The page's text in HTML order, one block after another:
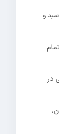
و
در